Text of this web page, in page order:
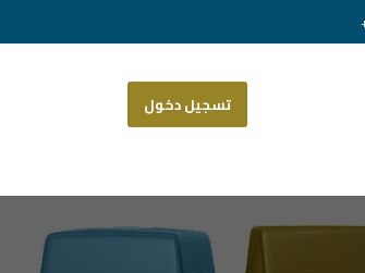
تسجيل دخول